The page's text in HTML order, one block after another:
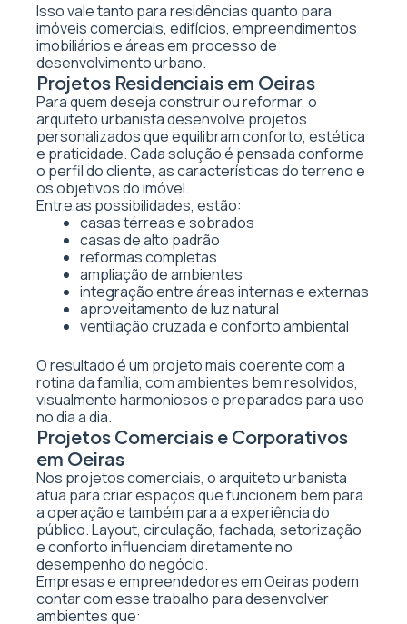
Isso vale tanto para residências quanto para
imóveis comerciais, edifícios, empreendimentos
imobiliários e áreas em processo de
desenvolvimento urbano.
Projetos Residenciais em Oeiras
Para quem deseja construir ou reformar, o
arquiteto urbanista desenvolve projetos
personalizados que equilibram conforto, estética
e praticidade. Cada solução é pensada conforme
o perfil do cliente, as características do terreno e
os objetivos do imóvel.
Entre as possibilidades, estão:
casas térreas e sobrados
casas de alto padrão
reformas completas
ampliação de ambientes
integração entre áreas internas e externas
aproveitamento de luz natural
ventilação cruzada e conforto ambiental
O resultado é um projeto mais coerente com a
rotina da família, com ambientes bem resolvidos,
visualmente harmoniosos e preparados para uso
no dia a dia.
Projetos Comerciais e Corporativos
em Oeiras
Nos projetos comerciais, o arquiteto urbanista
atua para criar espaços que funcionem bem para
a operação e também para a experiência do
público. Layout, circulação, fachada, setorização
e conforto influenciam diretamente no
desempenho do negócio.
Empresas e empreendedores em Oeiras podem
contar com esse trabalho para desenvolver
ambientes que: